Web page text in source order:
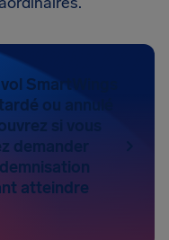
SmartWings
ou annulé
si vous
demander
atteindre